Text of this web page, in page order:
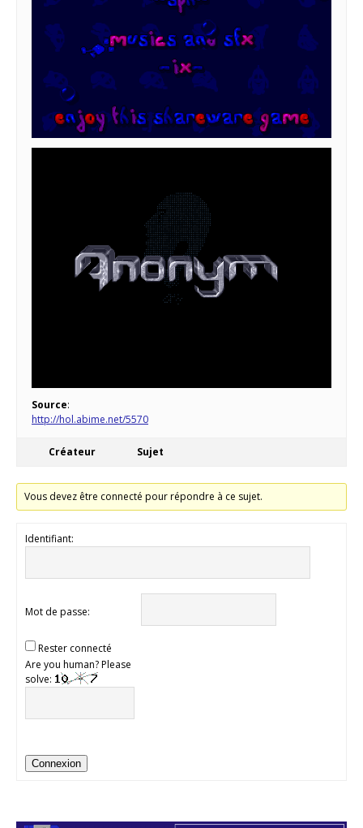
Source:
http://hol.abime.net/5570
Créateur Sujet
Vous devez être connecté pour répondre à ce sujet.
Identifiant:
Mot de passe:
Rester connecté
Are you human? Please
solve:
Connexion